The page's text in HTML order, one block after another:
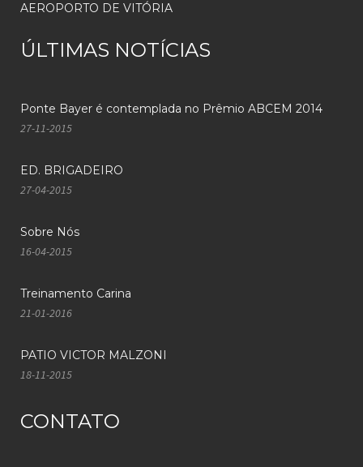
AEROPORTO DE VITÓRIA
ÚLTIMAS NOTÍCIAS
Ponte Bayer é contemplada no Prêmio ABCEM 2014
27-11-2015
ED. BRIGADEIRO
27-04-2015
Sobre Nós
16-04-2015
Treinamento Carina
21-01-2016
PATIO VICTOR MALZONI
18-11-2015
CONTATO